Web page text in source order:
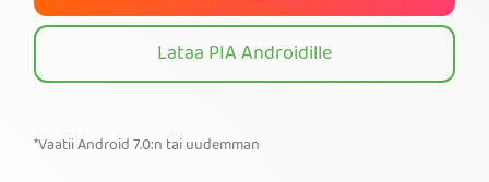
Lataa PIA Androidille
*Vaatii Android 7.0:n tai uudemman